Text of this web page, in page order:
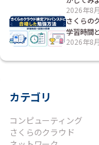
2026年8
さくらの
学習時間
2026年8
カテゴリ
コンピューティング
さくらのクラウド